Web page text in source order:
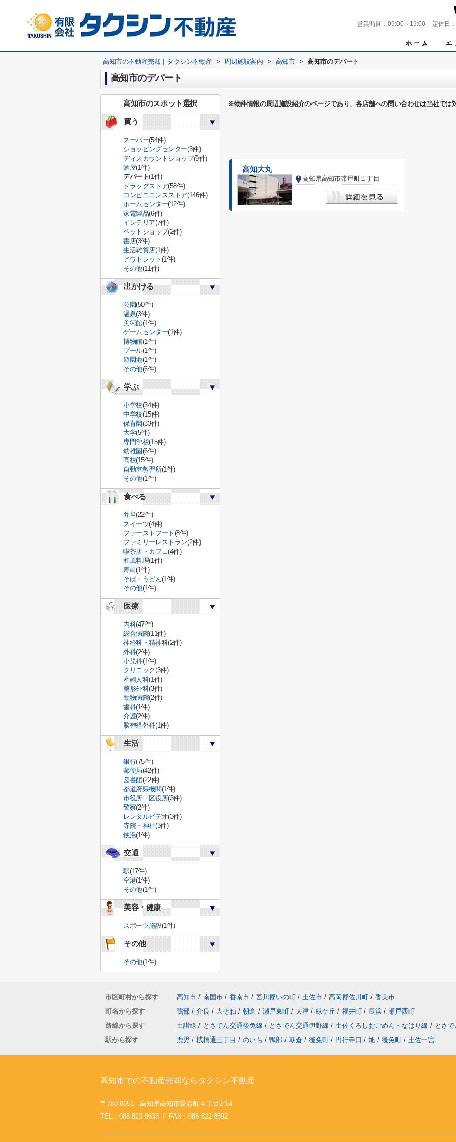
営業時間： 09:00～19:00 定休日：
高知市の不動産売却｜タクシン不動産 > 周辺施設案内 > 高知市 > 高知市のデパート
高知市のデパート
※物件情報の周辺施設紹介のページであり、各店舗への問い合わせは当社では
高知大丸
高知県高知市帯屋町１丁目
高知市のスポット選択
買う
スーパー(54件)
ショッピングセンター(3件)
ディスカウントショップ(9件)
酒屋(1件)
デパート(1件)
ドラッグストア(58件)
コンビニエンスストア(146件)
ホームセンター(12件)
家電製品(6件)
インテリア(7件)
ペットショップ(2件)
書店(3件)
生活雑貨店(1件)
アウトレット (1件)
その他(11件)
出かける
公園(50件)
温泉(3件)
美術館(1件)
ゲームセンター(1件)
博物館(1件)
プール(1件)
遊園地(1件)
その他(6件)
学ぶ
小学校(34件)
中学校(15件)
保育園(33件)
大学(5件)
専門学校(15件)
幼稚園(6件)
高校(15件)
自動車教習所(1件)
その他(1件)
食べる
弁当(22件)
スイーツ(4件)
ファーストフード(8件)
ファミリーレストラン(2件)
喫茶店・カフェ(4件)
和風料理(1件)
寿司(1件)
そば・うどん(1件)
その他(1件)
医療
内科(47件)
総合病院(11件)
神経科・精神科(2件)
外科(2件)
小児科(1件)
クリニック(3件)
産婦人科(1件)
整形外科(3件)
動物病院(2件)
歯科(1件)
介護(2件)
脳神経外科(1件)
生活
銀行(75件)
郵便局(42件)
図書館(22件)
都道府県機関(1件)
市役所・区役所(3件)
警察(2件)
レンタルビデオ(3件)
寺院・神社(3件)
銭湯(1件)
交通
駅(17件)
空港(1件)
その他(1件)
美容・健康
スポーツ施設(1件)
その他
その他(1件)
市区町村から探す 高知市 / 南国市 / 香南市 / 吾川郡いの町 / 土佐市 / 高岡郡佐川町 / 香美市
町名から探す
鴨部 / 介良 / 大そね / 朝倉 / 瀬戸東町 / 大津 / 緑ケ丘 / 福井町 / 長浜 / 瀬戸西町
路線から探す
土讃線 / とさでん交通後免線 / とさでん交通伊野線 / 土佐くろしおごめん・なはり線 / とさ
駅から探す
鹿児 / 桟橋通三丁目 / のいち / 鴨部 / 朝倉 / 後免町 / 円行寺口 / 旭 / 後免町 / 土佐一宮
高知市での不動産売却ならタクシン不動産
〒780-0051 高知県高知市愛宕町４丁目2-14
TEL：088-822-8633 / FAX：088-822-8592